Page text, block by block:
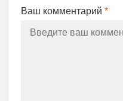
Ваш комментарий *